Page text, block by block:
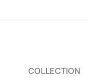
COLLECTION